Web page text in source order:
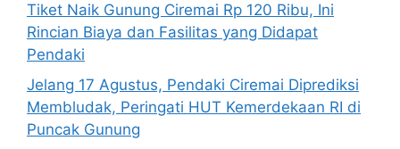
Tiket Naik Gunung Ciremai Rp 120 Ribu, Ini
Rincian Biaya dan Fasilitas yang Didapat
Pendaki
Jelang 17 Agustus, Pendaki Ciremai Diprediksi
Membludak, Peringati HUT Kemerdekaan RI di
Puncak Gunung